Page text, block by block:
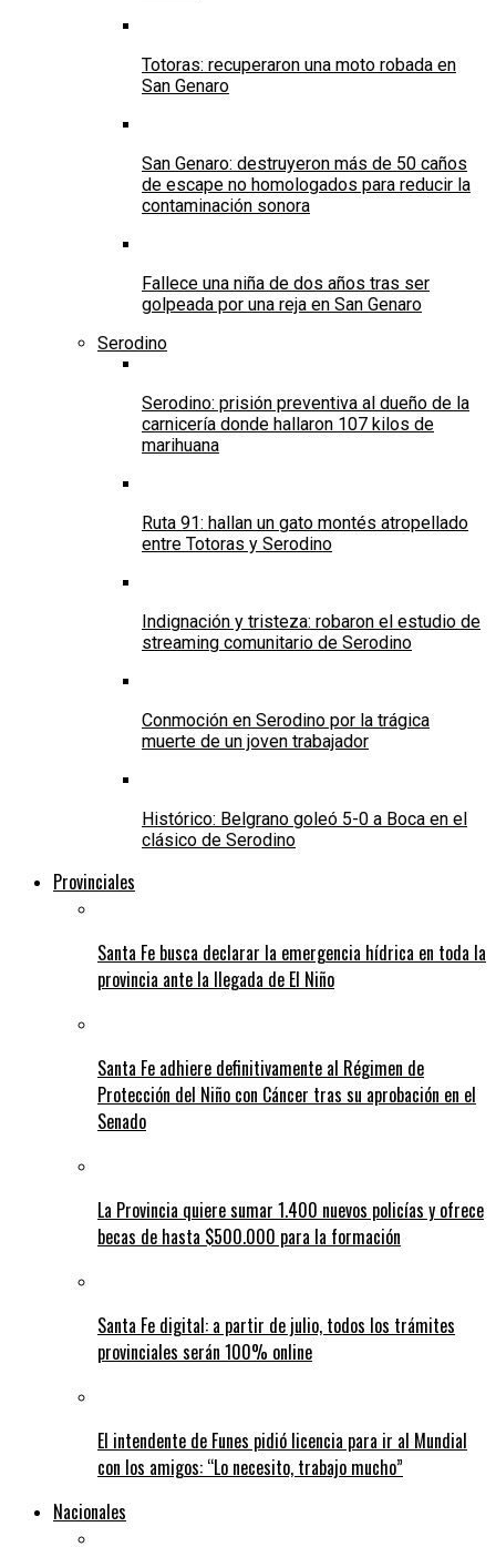
Totoras: recuperaron una moto robada en
San Genaro
San Genaro: destruyeron más de 50 caños
de escape no homologados para reducir la
contaminación sonora
Fallece una niña de dos años tras ser
golpeada por una reja en San Genaro
Serodino
Serodino: prisión preventiva al dueño de la
carnicería donde hallaron 107 kilos de
marihuana
Ruta 91: hallan un gato montés atropellado
entre Totoras y Serodino
Indignación y tristeza: robaron el estudio de
streaming comunitario de Serodino
Conmoción en Serodino por la trágica
muerte de un joven trabajador
Histórico: Belgrano goleó 5-0 a Boca en el
clásico de Serodino
Provinciales
Santa Fe busca declarar la emergencia hídrica en toda la
provincia ante la llegada de El Niño
Santa Fe adhiere definitivamente al Régimen de
Protección del Niño con Cáncer tras su aprobación en el
Senado
La Provincia quiere sumar 1.400 nuevos policías y ofrece
becas de hasta $500.000 para la formación
Santa Fe digital: a partir de julio, todos los trámites
provinciales serán 100% online
El intendente de Funes pidió licencia para ir al Mundial
con los amigos: “Lo necesito, trabajo mucho”
Nacionales